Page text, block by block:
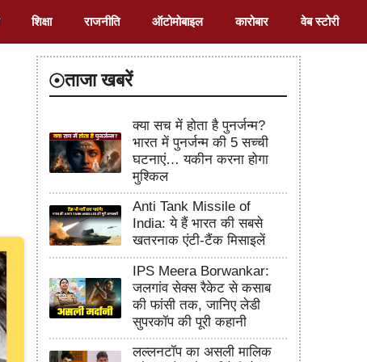
शिक्षा राजनीति ऑटोमोबाइल कारोबार वेब स्टोरी
ताजा खबरें
क्या सच में होता है पुनर्जन्म?
भारत में पुनर्जन्म की 5 सच्ची
घटनाएं… यकीन करना होगा
मुश्किल
Anti Tank Missile of
India: ये हैं भारत की सबसे
खतरनाक एंटी-टैंक मिसाइलें
IPS Meera Borwankar:
जलगांव सेक्स रैकेट से कसाब
की फांसी तक, जानिए लेडी
सुपरकॉप की पूरी कहानी
लल्लनटॉप का असली मालिक